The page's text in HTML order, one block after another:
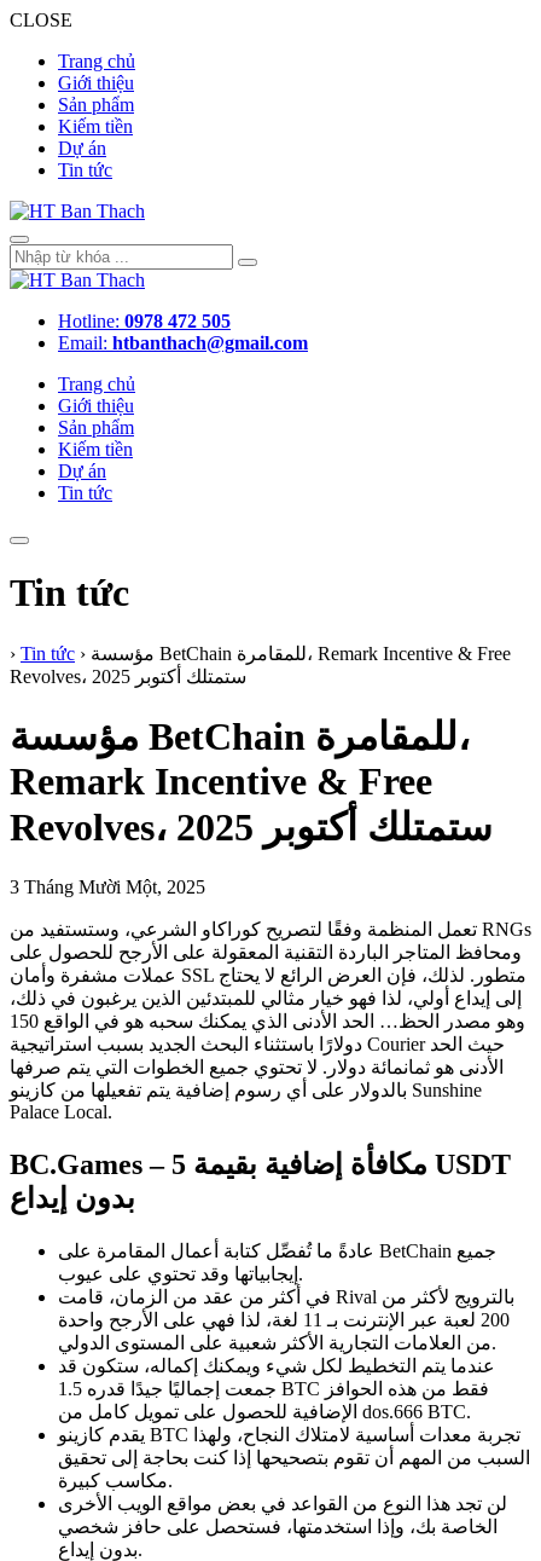
CLOSE
Trang chủ
Giới thiệu
Sản phẩm
Kiếm tiền
Dự án
Tin tức
Hotline: 0978 472 505
Email: htbanthach@gmail.com
Trang chủ
Giới thiệu
Sản phẩm
Kiếm tiền
Dự án
Tin tức
Tin tức
› Tin tức › مؤسسة BetChain للمقامرة، Remark Incentive & Free
Revolves، ستمتلك أكتوبر 2025
مؤسسة BetChain للمقامرة،
Remark Incentive & Free
Revolves، ستمتلك أكتوبر 2025
3 Tháng Mười Một, 2025
تعمل المنظمة وفقًا لتصريح كوراكاو الشرعي، وستستفيد من RNGs
ومحافظ المتاجر الباردة التقنية المعقولة على الأرجح للحصول على
عملات مشفرة وأمان SSL متطور. لذلك، فإن العرض الرائع لا يحتاج
إلى إيداع أولي، لذا فهو خيار مثالي للمبتدئين الذين يرغبون في ذلك،
وهو مصدر الحظ… الحد الأدنى الذي يمكنك سحبه هو في الواقع 150
دولارًا باستثناء البحث الجديد بسبب استراتيجية Courier حيث الحد
الأدنى هو ثمانمائة دولار. لا تحتوي جميع الخطوات التي يتم صرفها
بالدولار على أي رسوم إضافية يتم تفعيلها من كازينو Sunshine
Palace Local.
BC.Games – مكافأة إضافية بقيمة 5 USDT
بدون إيداع
عادةً ما تُفصِّل كتابة أعمال المقامرة على BetChain جميع
إيجابياتها وقد تحتوي على عيوب.
في أكثر من عقد من الزمان، قامت Rival بالترويج لأكثر من
200 لعبة عبر الإنترنت بـ 11 لغة، لذا فهي على الأرجح واحدة
من العلامات التجارية الأكثر شعبية على المستوى الدولي.
عندما يتم التخطيط لكل شيء ويمكنك إكماله، ستكون قد
جمعت إجماليًا جيدًا قدره 1.5 BTC فقط من هذه الحوافز
الإضافية للحصول على تمويل كامل من dos.666 BTC.
يقدم كازينو BTC تجربة معدات أساسية لامتلاك النجاح، ولهذا
السبب من المهم أن تقوم بتصحيحها إذا كنت بحاجة إلى تحقيق
مكاسب كبيرة.
لن تجد هذا النوع من القواعد في بعض مواقع الويب الأخرى
الخاصة بك، وإذا استخدمتها، فستحصل على حافز شخصي
بدون إيداع.